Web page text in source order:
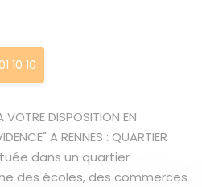
10 10
VOTRE DISPOSITION EN
A RENNES : QUARTIER
dans un quartier
des écoles, des commerces